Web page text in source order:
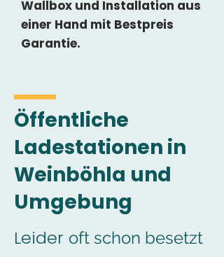
Wallbox und Installation aus
einer Hand mit Bestpreis
Garantie.
Öffentliche
Ladestationen in
Weinböhla und
Umgebung
Leider oft schon besetzt